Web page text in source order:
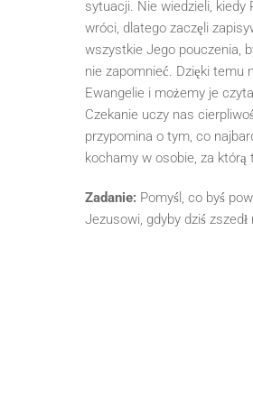
sytuacji. Nie wiedzieli, kiedy
wróci, dlatego zaczęli
wszystkie Jego pouczenia,
nie zapomnieć. Dzięki temu
Ewangelie i możemy je
Czekanie uczy nas
przypomina o tym, co
kochamy w osobie, za którą
Zadanie: Pomyśl, co byś
Jezusowi, gdyby dziś zszedł